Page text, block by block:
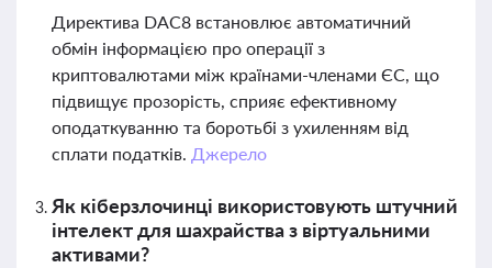
Директива DAC8 встановлює автоматичний
обмін інформацією про операції з
криптовалютами між країнами-членами ЄС, що
підвищує прозорість, сприяє ефективному
оподаткуванню та боротьбі з ухиленням від
сплати податків. Джерело
Як кіберзлочинці використовують штучний
інтелект для шахрайства з віртуальними
активами?